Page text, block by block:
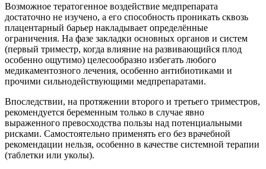
Возможное тератогенное воздействие медпрепарата
достаточно не изучено, а его способность проникать сквозь
плацентарный барьер накладывает определённые
ограничения. На фазе закладки основных органов и систем
(первый триместр, когда влияние на развивающийся плод
особенно ощутимо) целесообразно избегать любого
медикаментозного лечения, особенно антибиотиками и
прочими сильнодействующими медпрепаратами.
Впоследствии, на протяжении второго и третьего триместров,
рекомендуется беременным только в случае явно
выраженного превосходства пользы над потенциальными
рисками. Самостоятельно применять его без врачебной
рекомендации нельзя, особенно в качестве системной терапии
(таблетки или уколы).